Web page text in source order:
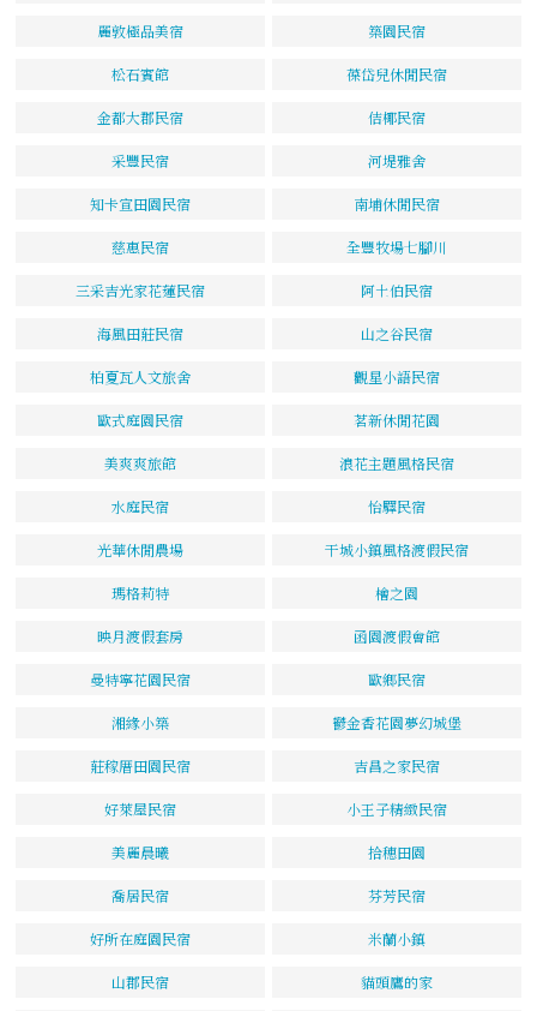
麗敦極品美宿 築園民宿
松石賓館 葆岱兒休閒民宿
金都大郡民宿 佶椰民宿
采豐民宿 河堤雅舍
知卡宣田園民宿 南埔休閒民宿
慈惠民宿 全豐牧場七腳川
三采吉光家花蓮民宿 阿土伯民宿
海風田莊民宿 山之谷民宿
柏夏瓦人文旅舍 觀星小語民宿
歐式庭園民宿 茗新休閒花園
美爽爽旅館 浪花主題風格民宿
水庭民宿 怡驛民宿
光華休閒農場 干城小鎮風格渡假民宿
瑪格莉特 檜之園
映月渡假套房 函園渡假會館
曼特寧花園民宿 歐鄉民宿
湘緣小築 鬱金香花園夢幻城堡
莊稼厝田園民宿 吉昌之家民宿
好萊屋民宿 小王子精緻民宿
美麗晨曦 拾穗田園
喬居民宿 芬芳民宿
好所在庭園民宿 米蘭小鎮
山郡民宿 貓頭鷹的家